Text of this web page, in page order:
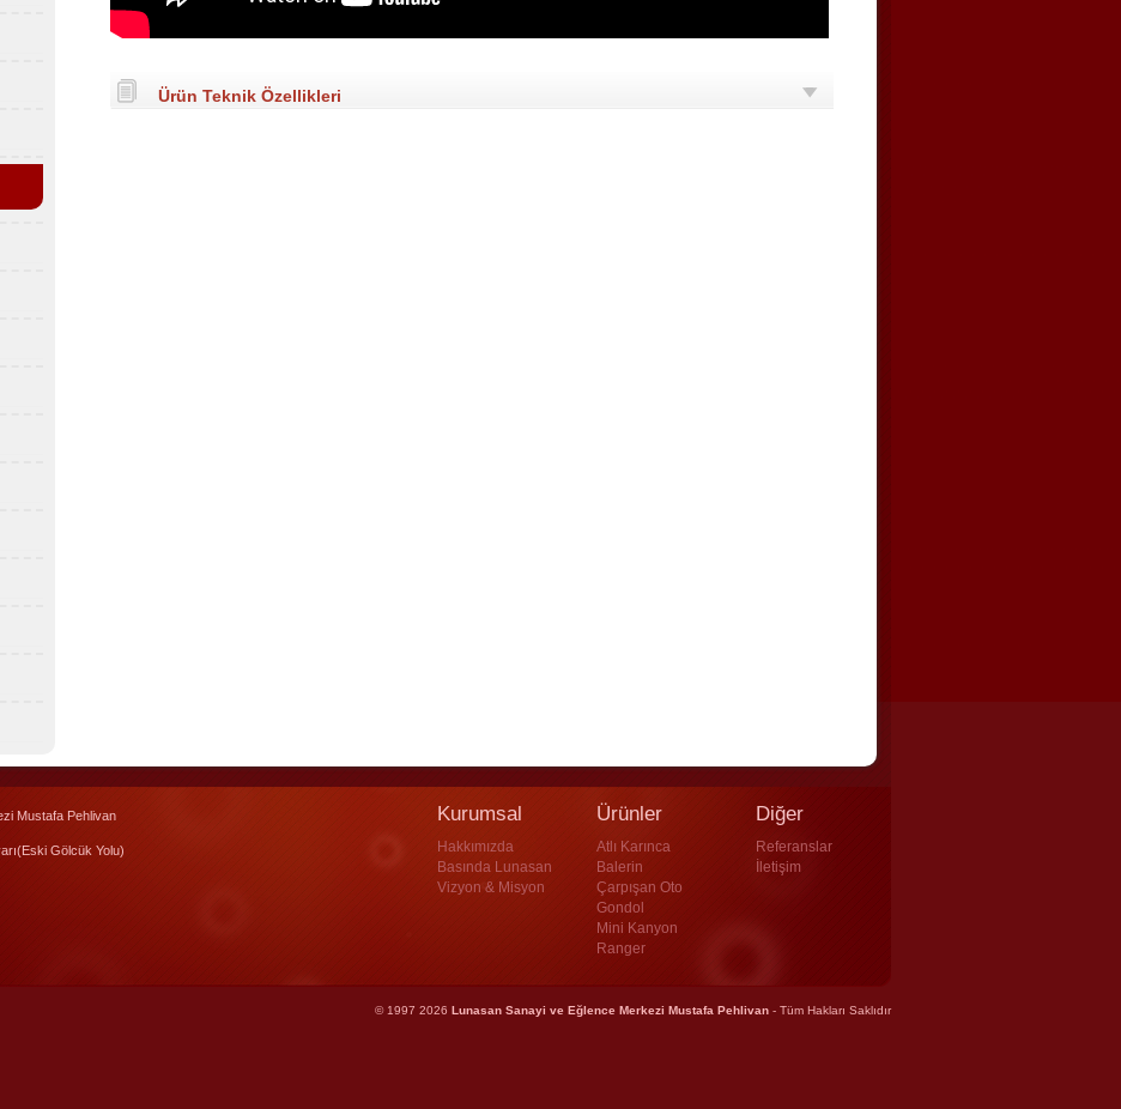
Ürün Teknik Özellikleri
Diğer
Referanslar
İletişim
Ürünler
Atlı Karınca
Balerin
Çarpışan Oto
Gondol
Mini Kanyon
Ranger
Kurumsal
Hakkımızda
Basında Lunasan
Vizyon & Misyon
Mustafa Pehlivan
Gölcük Yolu)
© 1997 2026 Lunasan Sanayi ve Eğlence Merkezi Mustafa Pehlivan - Tüm Hakları Saklıdır